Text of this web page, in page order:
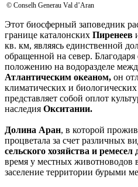
© Conselh Generau Val d’Aran
Этот биосферный заповедник
границе каталонских Пиренеев
кв. км, являясь единственной
обращенной на север.
положению на водоразделе
Атлантическим океаном, он
климатических и
представляет собой оплот
наследия Окситании.
Долина Аран, в которой
процветала за счет различных
сельского хозяйства и ремесел
время у местных животноводов
заселение территории бурыми